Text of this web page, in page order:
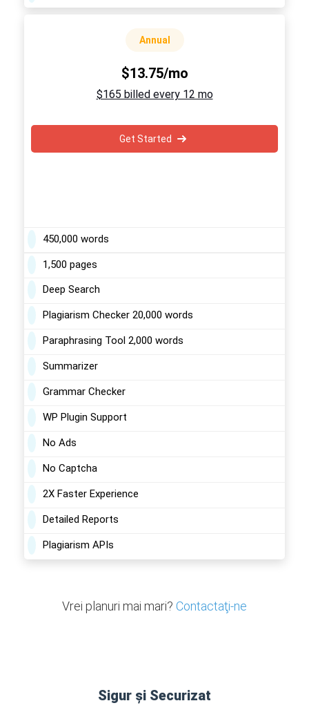
Annual
$13.75/mo
$165 billed every 12 mo
Get Started
450,000 words
1,500 pages
Deep Search
Plagiarism Checker 20,000 words
Paraphrasing Tool 2,000 words
Summarizer
Grammar Checker
WP Plugin Support
No Ads
No Captcha
2X Faster Experience
Detailed Reports
Plagiarism APIs
Vrei planuri mai mari? Contactaţi-ne
Sigur și Securizat